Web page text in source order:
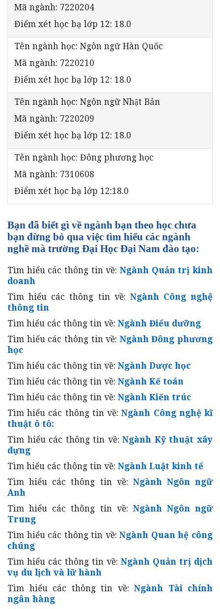
Mã ngành: 7220204
Điểm xét học bạ lớp 12: 18.0
Tên ngành học: Ngôn ngữ Hàn Quốc
Mã ngành: 7220210
Điểm xét học bạ lớp 12: 18.0
Tên ngành học: Ngôn ngữ Nhật Bản
Mã ngành: 7220209
Điểm xét học bạ lớp 12: 18.0
Tên ngành học: Đông phương học
Mã ngành: 7310608
Điểm xét học bạ lớp 12:18.0
Bạn đã biết gì về ngành bạn theo học chưa
bạn đừng bỏ qua việc tìm hiểu các ngành
nghề mà trường Đại Học Đại Nam đào tạo:
Tìm hiểu các thông tin về: Ngành Quản trị kinh
doanh
Tìm hiểu các thông tin về: Ngành Công nghệ
thông tin
Tìm hiểu các thông tin về: Ngành Điểu dưỡng
Tìm hiểu các thông tin về: Ngành Đông phương
học
Tìm hiểu các thông tin về: Ngành Dược học
Tìm hiểu các thông tin về: Ngành Kế toán
Tìm hiểu các thông tin về: Ngành Kiến trúc
Tìm hiểu các thông tin về:Ngành Công nghệ kĩ
thuật ô tô:
Tìm hiểu các thông tin về:Ngành Kỹ thuật xây
dựng
Tìm hiểu các thông tin về: Ngành Luật kinh tế
Tìm hiểu các thông tin về: Ngành Ngôn ngữ
Anh
Tìm hiểu các thông tin về: Ngành Ngôn ngữ
Trung
Tìm hiểu các thông tin về:Ngành Quan hệ công
chúng
Tìm hiểu các thông tin về: Ngành Quản trị dịch
vụ du lịch và lữ hành
Tìm hiểu các thông tin về: Ngành Tài chính
ngân hàng